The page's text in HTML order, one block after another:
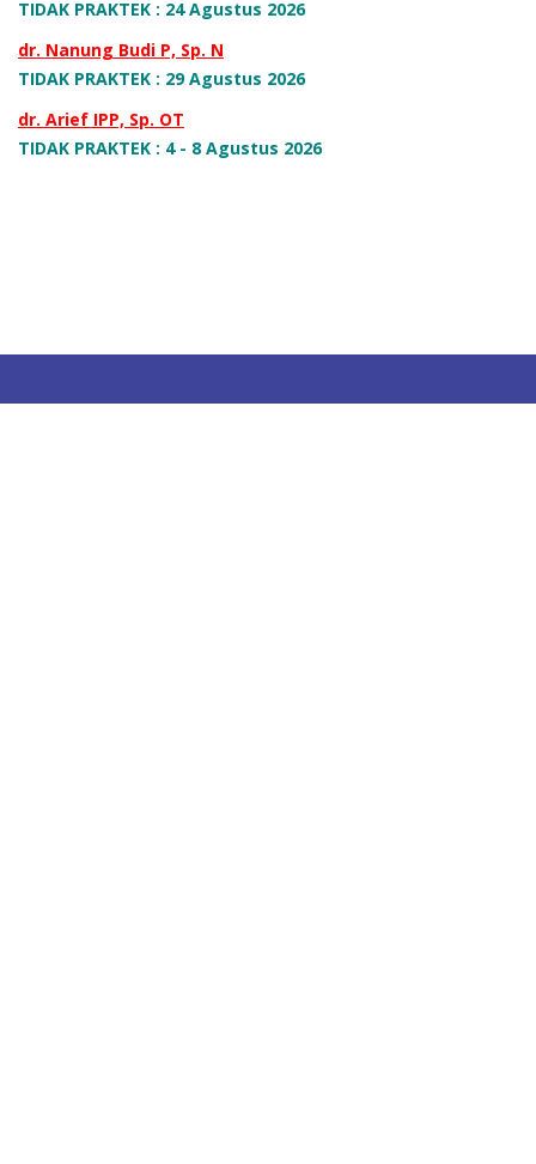
TIDAK PRAKTEK : 24 Agustus 2026
dr. Nanung Budi P, Sp. N
TIDAK PRAKTEK : 29 Agustus 2026
dr. Arief IPP, Sp. OT
TIDAK PRAKTEK : 4 - 8 Agustus 2026